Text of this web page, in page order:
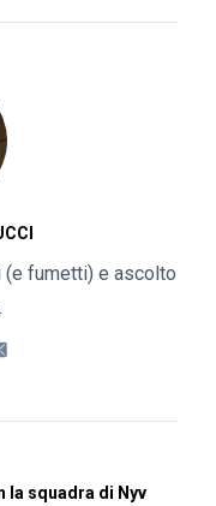
(e fumetti) e ascolto
la squadra di Nyv